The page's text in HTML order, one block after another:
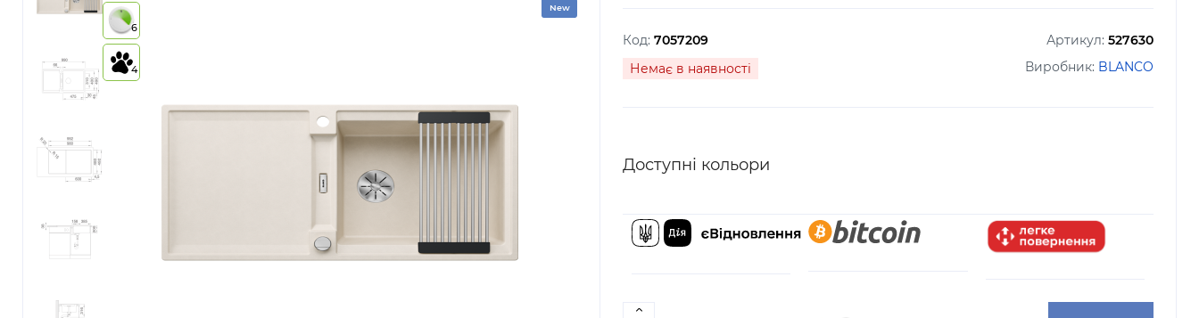
6
4
New
Код: 7057209 Артикул: 527630
Виробник: BLANCO
Немає в наявності
Доступні кольори